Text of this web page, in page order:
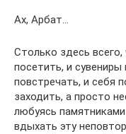
Ах, Арбат…
Столько здесь
посетить, и
повстречать, и себя
заходить, а просто
любуясь
вдыхать эту